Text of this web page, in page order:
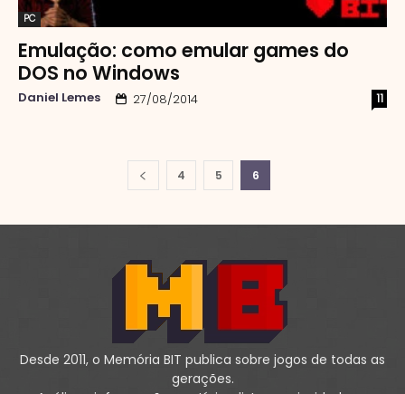
PC
Emulação: como emular games do
DOS no Windows
Daniel Lemes 27/08/2014 11
4 5 6
Desde 2011, o Memória BIT publica sobre jogos de todas as
gerações.